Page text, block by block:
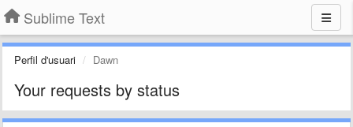
Sublime Text
Perfil d'usuari Dawn
Your requests by status